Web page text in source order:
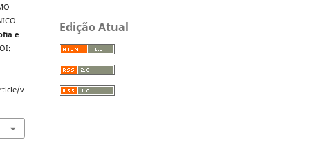
e
v
Edição Atual